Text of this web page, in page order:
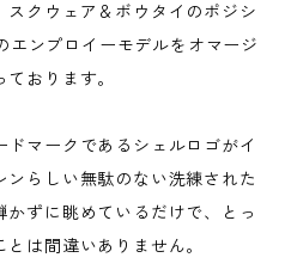
スクウェア＆ボウタイのポジシ
ンプロイーモデルをオマージ
おります。
マークであるシェルロゴがイ
らしい無駄のない洗練された
ずに眺めているだけで、とっ
は間違いありません。